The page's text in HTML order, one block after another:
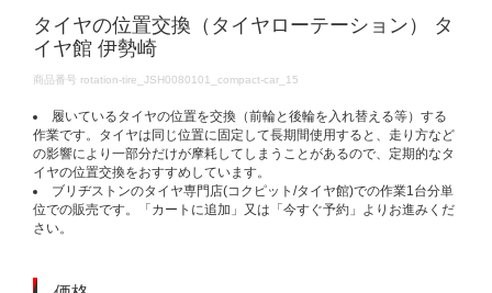
タイヤの位置交換（タイヤローテーション） タ
イヤ館 伊勢崎
DETAILS
商品番号 rotation-tire_JSH0080101_compact-car_15
履いているタイヤの位置を交換（前輪と後輪を入れ替える等）する
作業です。タイヤは同じ位置に固定して長期間使用すると、走り方など
の影響により一部分だけが摩耗してしまうことがあるので、定期的なタ
イヤの位置交換をおすすめしています。
ブリヂストンのタイヤ専門店(コクピット/タイヤ館)での作業1台分単
位での販売です。「カートに追加」又は「今すぐ予約」よりお進みくだ
さい。